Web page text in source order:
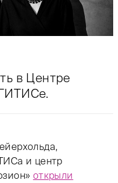
в Центре
и центр
открыли